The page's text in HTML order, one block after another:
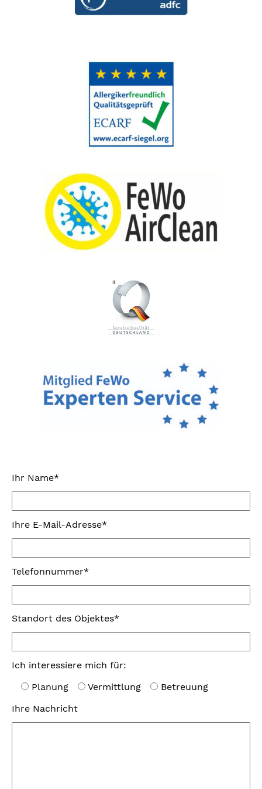
Ihr Name*
Ihre E-Mail-Adresse*
Telefonnummer*
Standort des Objektes*
Ich interessiere mich für:
Planung
Vermittlung
Betreuung
Ihre Nachricht